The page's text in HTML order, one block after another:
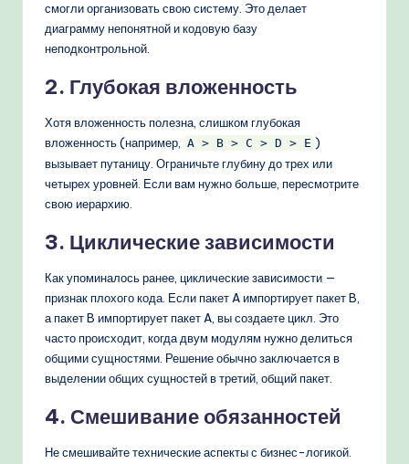
смогли организовать свою систему. Это делает
диаграмму непонятной и кодовую базу
неподконтрольной.
2. Глубокая вложенность
Хотя вложенность полезна, слишком глубокая
вложенность (например,
A > B > C > D > E )
вызывает путаницу. Ограничьте глубину до трех или
четырех уровней. Если вам нужно больше, пересмотрите
свою иерархию.
3. Циклические зависимости
Как упоминалось ранее, циклические зависимости —
признак плохого кода. Если пакет A импортирует пакет B,
а пакет B импортирует пакет A, вы создаете цикл. Это
часто происходит, когда двум модулям нужно делиться
общими сущностями. Решение обычно заключается в
выделении общих сущностей в третий, общий пакет.
4. Смешивание обязанностей
Не смешивайте технические аспекты с бизнес-логикой.